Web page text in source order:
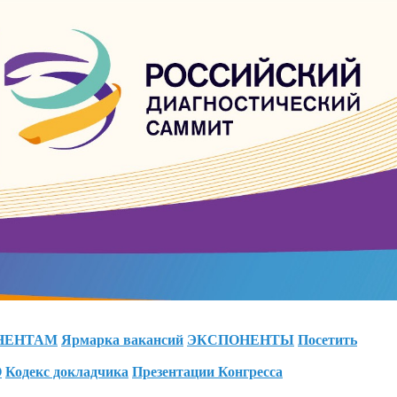
Ярмарка вакансий ЭКСПОНЕНТЫ Посетить
Кодекс докладчика Презентации Конгресса